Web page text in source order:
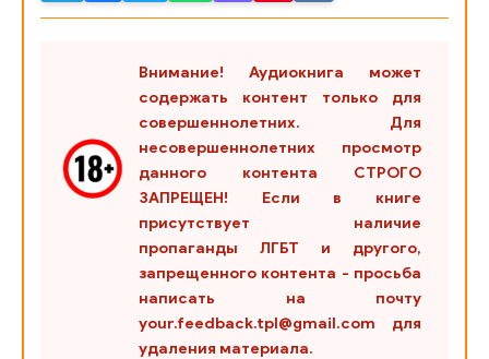
0024
0026
Внимание! Аудиокнига может
содержать контент только для
совершеннолетних. Для
несовершеннолетних просмотр
данного контента СТРОГО
ЗАПРЕЩЕН! Если в книге
присутствует наличие
пропаганды ЛГБТ и другого,
запрещенного контента - просьба
написать на почту
your.feedback.tpl@gmail.com для
удаления материала.